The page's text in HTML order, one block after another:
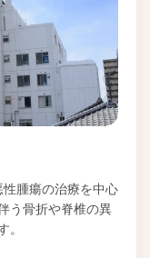
腫瘍の治療を中心
う骨折や脊椎の異
。